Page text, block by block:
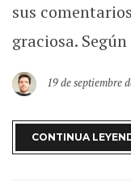
sus
graciosa. Según
19 de septiembre
CONTINUA